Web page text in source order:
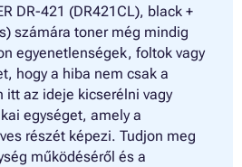
DR-421 (DR421CL), black +
számára toner még mindig
egyenetlenségek, foltok vagy
hogy a hiba nem csak a
itt az ideje kicserélni vagy
egységet, amely a
részét képezi. Tudjon meg
működéséről és a